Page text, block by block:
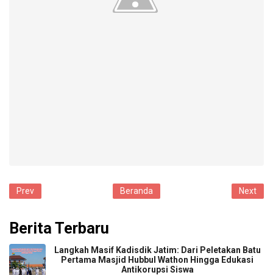
Prev Next
Beranda
Berita Terbaru
​Langkah Masif Kadisdik Jatim: Dari Peletakan Batu
Pertama Masjid Hubbul Wathon Hingga Edukasi
Antikorupsi Siswa